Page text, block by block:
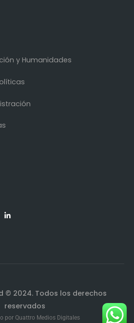
y Humanidades
© 2024. Todos los derechos
reservados
por Quattro Medios Digitales